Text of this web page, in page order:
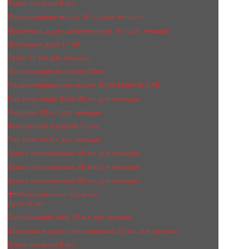
Ручка-парфюм 8 мл
Парфюмерное масло 10 ml для женщин
Масляные духи c феромонами 7мл для женщин
Масляные духи 17 ml
Ручка 15 мл для женщин
Парфюмерия Kreasyon 20ml
Парфюмированное масло 20 ml Made In UAE
Парфюм Apple Style 35 мл для женщин
Парфюм 30 мл для женщин
Компактный парфюм 40 мл
Парфюм 45 мл для женщин
Духи с феромонами 35 мл для женщин
Духи с феромонами 45 мл для женщин
Духи с феромонами 55 мл для женщин
Мужской мини парфюм
Духи 65 мл
Парфюмерия Vilily 25 мл для мужчин
Шариковые духи с феромонами 10 мл для мужчин
Ручка-парфюм 8 мл